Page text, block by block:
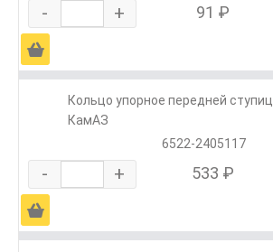
- + 91 ₽
Ä
Кольцо упорное передней
КамАЗ
6522-2405117
- + 533 ₽
Ä